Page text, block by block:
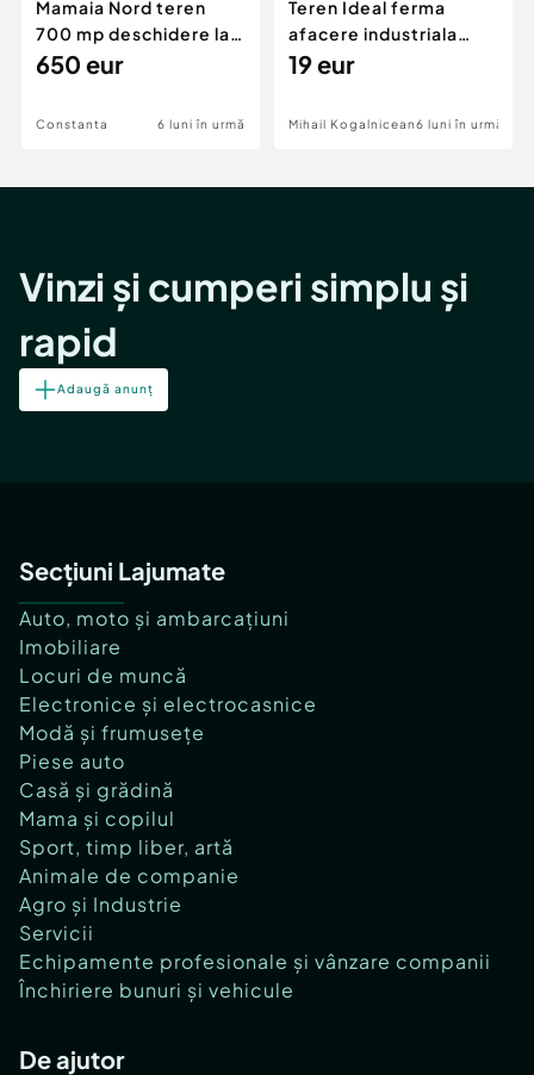
Mamaia Nord teren
700 mp deschidere la
D24 si D25
650 eur
Constanta 6 luni în urmă
Teren Ideal ferma
afacere industriala
deschidere 71 ml la
19 eur
Mihail Kogalniceanu6 luni în urmă
Vinzi și cumperi simplu și
rapid
Adaugă anunț
Secțiuni Lajumate
Auto, moto și ambarcațiuni
Imobiliare
Locuri de muncă
Electronice și electrocasnice
Modă și frumusețe
Piese auto
Casă și grădină
Mama și copilul
Sport, timp liber, artă
Animale de companie
Agro și Industrie
Servicii
Echipamente profesionale și vânzare companii
Închiriere bunuri și vehicule
De ajutor